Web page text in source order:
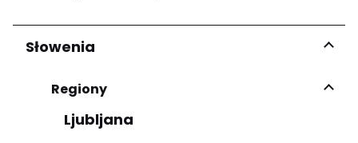
Słowenia
Regiony
Ljubljana